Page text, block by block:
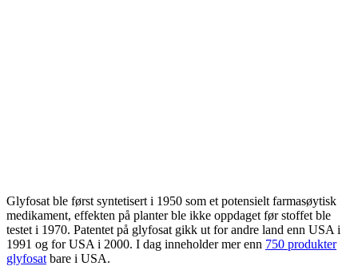
Glyfosat ble først syntetisert i 1950 som et potensielt farmasøytisk
medikament, effekten på planter ble ikke oppdaget før stoffet ble
testet i 1970. Patentet på glyfosat gikk ut for andre land enn USA i
1991 og for USA i 2000. I dag inneholder mer enn 750 produkter
glyfosat bare i USA.